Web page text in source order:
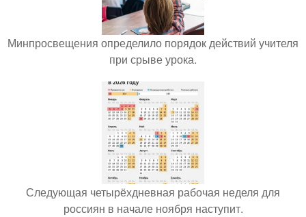
Минпросвещения определило порядок действий учителя
при срыве урока.
Следующая четырёхдневная рабочая неделя для
россиян в начале ноября наступит.